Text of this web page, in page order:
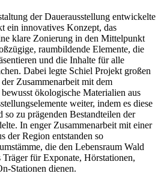
der Dauerausstellung entwickelte
ein innovatives Konzept, das
klare Zonierung in den Mittelpunkt
raumbildende Elemente, die
und die Inhalte für alle
Dabei legte Schiel Projekt großen
Zusammenarbeit mit dem
ökologische Materialien aus
weiter, indem es diese
so zu prägenden Bestandteilen der
In enger Zusammenarbeit mit einer
der Region entstanden so
die den Lebensraum Wald
Träger für Exponate, Hörstationen,
Stationen dienen.